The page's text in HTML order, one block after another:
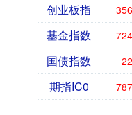
创业板指
基金指数
国债指数
期指IC0